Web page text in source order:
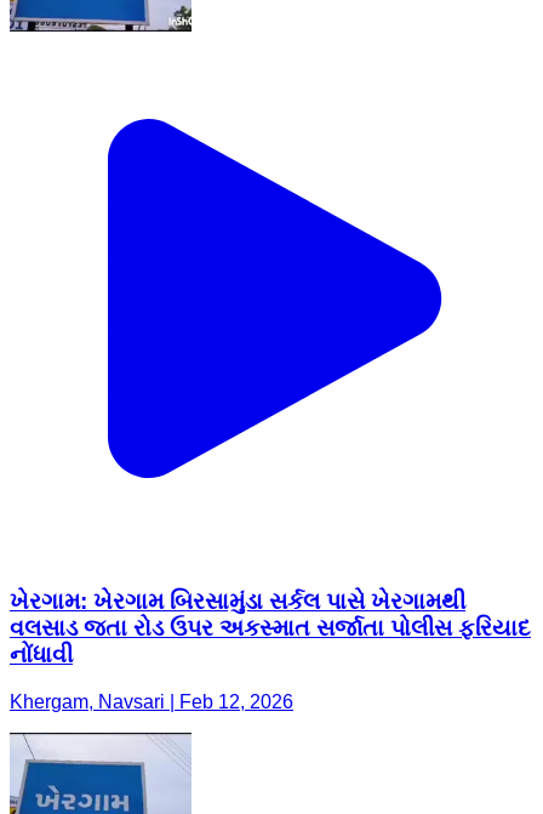
ખેરગામ: ખેરગામ બિરસામુંડા સર્કલ પાસે ખેરગામથી
વલસાડ જતા રોડ ઉપર અકસ્માત સર્જાતા પોલીસ ફરિયાદ
નોંધાવી
Khergam, Navsari | Feb 12, 2026